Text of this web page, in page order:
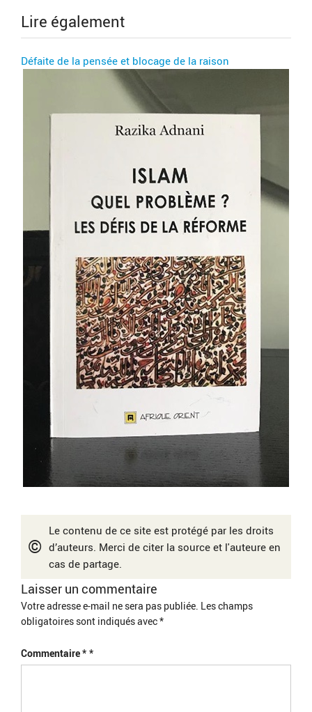
Lire également
Défaite de la pensée et blocage de la raison
©
Le contenu de ce site est protégé par les droits
d’auteurs. Merci de citer la source et l'auteure en
cas de partage.
Laisser un commentaire
Votre adresse e-mail ne sera pas publiée. Les champs
obligatoires sont indiqués avec*
Commentaire*